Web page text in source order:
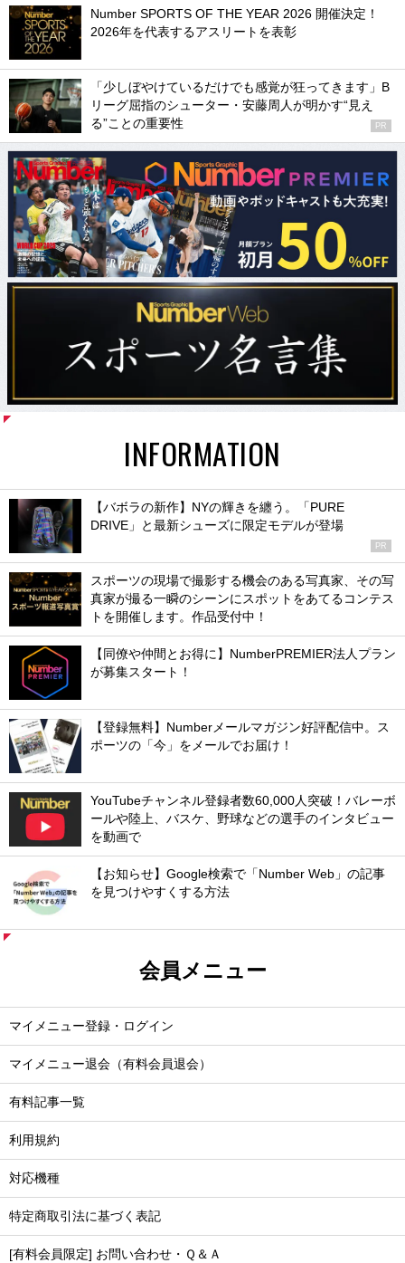
Number SPORTS OF THE YEAR 2026 開催決定！
2026年を代表するアスリートを表彰
「少しぼやけているだけでも感覚が狂ってきます」B
リーグ屈指のシューター・安藤周人が明かす“見え
る”ことの重要性
PR
INFORMATION
【バボラの新作】NYの輝きを纏う。「PURE
DRIVE」と最新シューズに限定モデルが登場
PR
スポーツの現場で撮影する機会のある写真家、その写
真家が撮る一瞬のシーンにスポットをあてるコンテス
トを開催します。作品受付中！
【同僚や仲間とお得に】NumberPREMIER法人プラン
が募集スタート！
【登録無料】Numberメールマガジン好評配信中。ス
ポーツの「今」をメールでお届け！
YouTubeチャンネル登録者数60,000人突破！バレーボ
ールや陸上、バスケ、野球などの選手のインタビュー
を動画で
【お知らせ】Google検索で「Number Web」の記事
を見つけやすくする方法
会員メニュー
マイメニュー登録・ログイン
マイメニュー退会（有料会員退会）
有料記事一覧
利用規約
対応機種
特定商取引法に基づく表記
[有料会員限定] お問い合わせ・Ｑ＆Ａ